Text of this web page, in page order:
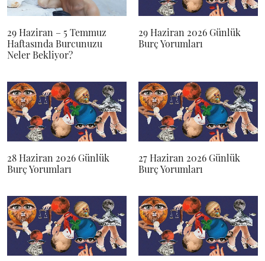
29 Haziran – 5 Temmuz
Haftasında Burcunuzu
Neler Bekliyor?
29 Haziran 2026 Günlük
Burç Yorumları
28 Haziran 2026 Günlük
Burç Yorumları
27 Haziran 2026 Günlük
Burç Yorumları